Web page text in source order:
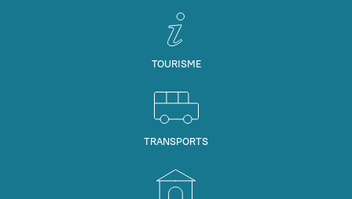
TOURISME
TRANSPORTS